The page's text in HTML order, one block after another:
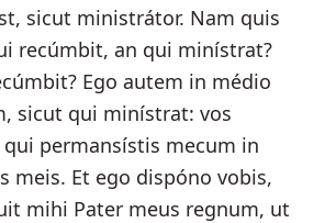
sicut ministrátor. Nam quis
recúmbit, an qui minístrat?
Ego autem in médio
sicut qui minístrat: vos
permansístis mecum in
meis. Et ego dispóno vobis,
mihi Pater meus regnum, ut